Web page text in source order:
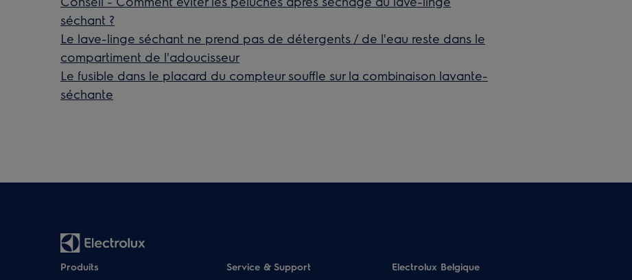
séchant ?
Le lave-linge séchant ne prend pas de détergents / de l'eau reste dans le
compartiment de l'adoucisseur
Le fusible dans le placard du compteur souffle sur la combinaison lavante-
séchante
Produits Service & Support Electrolux Belgique